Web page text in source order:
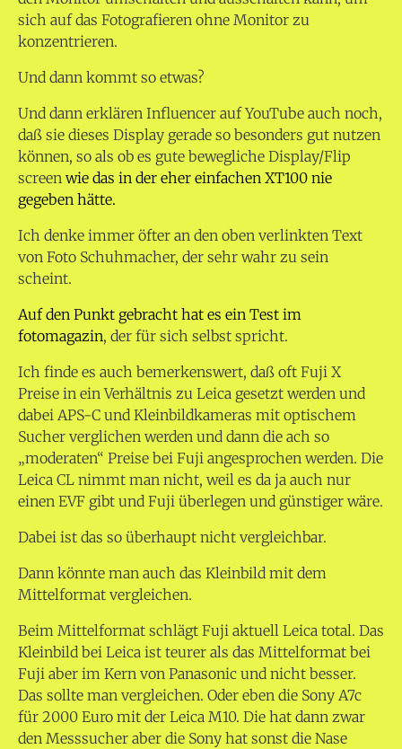
sich auf das Fotografieren ohne Monitor zu
konzentrieren.
Und dann kommt so etwas?
Und dann erklären Influencer auf YouTube auch noch,
daß sie dieses Display gerade so besonders gut nutzen
können, so als ob es gute bewegliche Display/Flip
screen wie das in der eher einfachen XT100 nie
gegeben hätte.
Ich denke immer öfter an den oben verlinkten Text
von Foto Schuhmacher, der sehr wahr zu sein
scheint.
Auf den Punkt gebracht hat es ein Test im
fotomagazin, der für sich selbst spricht.
Ich finde es auch bemerkenswert, daß oft Fuji X
Preise in ein Verhältnis zu Leica gesetzt werden und
dabei APS-C und Kleinbildkameras mit optischem
Sucher verglichen werden und dann die ach so
„moderaten“ Preise bei Fuji angesprochen werden. Die
Leica CL nimmt man nicht, weil es da ja auch nur
einen EVF gibt und Fuji überlegen und günstiger wäre.
Dabei ist das so überhaupt nicht vergleichbar.
Dann könnte man auch das Kleinbild mit dem
Mittelformat vergleichen.
Beim Mittelformat schlägt Fuji aktuell Leica total. Das
Kleinbild bei Leica ist teurer als das Mittelformat bei
Fuji aber im Kern von Panasonic und nicht besser.
Das sollte man vergleichen. Oder eben die Sony A7c
für 2000 Euro mit der Leica M10. Die hat dann zwar
den Messsucher aber die Sony hat sonst die Nase